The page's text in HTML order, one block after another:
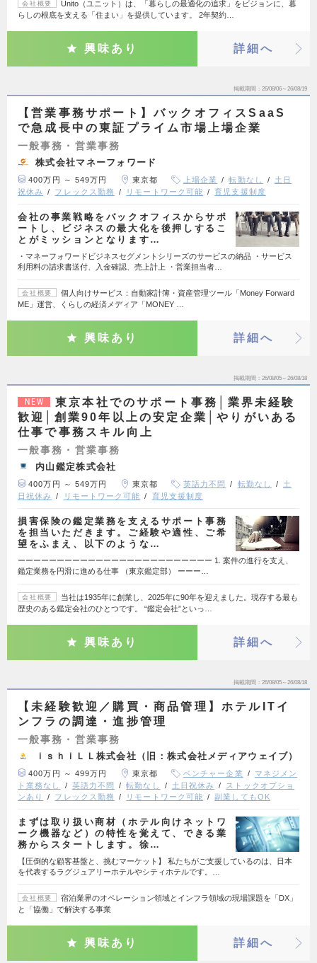
会社概要
Unito（ユニット）は、「暮らしの最適化の追求」をビジョンに、暮
らしの根底を支える「住まい」を提供しています。 2年契約…
興味あり 詳細へ
掲載期間 26/08/06～26/08/19
【営業事務サポート】バックオフィスSaaS
で急成長中の東証プライム市場上場企業
一般事務・営業事務
株式会社マネーフォワード
400万円 ～ 549万円 東京都 上場企業 転勤なし
土日
祝休み
フレックス勤務 リモートワーク可能 育児支援制度
会社の事業戦略をバックオフィスからサポ
ートし、ビジネスの最大化を後押しするこ
とがミッションとなります…
・マネーフォワードビジネスセグメントシリーズのサービスの納品 ・サービス
利用料の請求書送付、入金確認、売上計上 ・営業担当者…
会社概要
個人向けサービス：自動家計簿・資産管理ツール「Money Forward
ME」運営、くらしの経済メディア「MONEY …
興味あり 詳細へ
掲載期間 26/08/05～26/08/18
NEW
東京本社でのサポート事務│業界未経験
歓迎│創業90年以上の安定企業│やりがいある
仕事で事務スキル向上
一般事務・営業事務
内山鑑定株式会社
400万円 ～ 549万円 東京都 英語力不問 転勤なし
土
日祝休み
リモートワーク可能 育児支援制度
損害保険の鑑定業務を支えるサポート事務
を担当いただきます。ご経験や適性、ご希
望をふまえ、以下のような…
ーーーーーーーーーーーーーーーーーーーーーーーーー 1. 案件の進行を支え、
鑑定業務を円滑に進める仕事 （東京鑑定部） ーーー…
会社概要
当社は1935年に創業し、2025年に90年を迎えました。現存する最も
歴史のある鑑定会社のひとつです。 “鑑定会社”といっ…
興味あり 詳細へ
掲載期間 26/08/05～26/08/18
【未経験歓迎／購買・商品管理】ホテルITイ
ンフラの調達・進捗管理
一般事務・営業事務
ｉｓｈｉＬＬ株式会社（旧：株式会社メディアウェイブ）
400万円 ～ 499万円 東京都 ベンチャー企業
マネジメン
ト業務なし
英語力不問 転勤なし 土日祝休み
ストックオプショ
ンあり
フレックス勤務 リモートワーク可能 副業してもOK
まずは取り扱い商材（ホテル向けネットワ
ーク機器など）の特性を覚えて、できる業
務からスタートします。徐…
【圧倒的な顧客基盤と、挑むマーケット】 私たちがご支援しているのは、日本
を代表するラグジュアリーホテルやシティホテルです。…
会社概要
宿泊業界のオペレーション領域とインフラ領域の現場課題を「DX」
と「協働」で解決する事業
興味あり 詳細へ